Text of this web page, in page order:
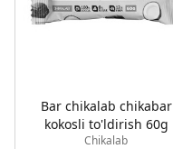
Bar chikalab chikabar
kokosli to'ldirish 60g
Chikalab